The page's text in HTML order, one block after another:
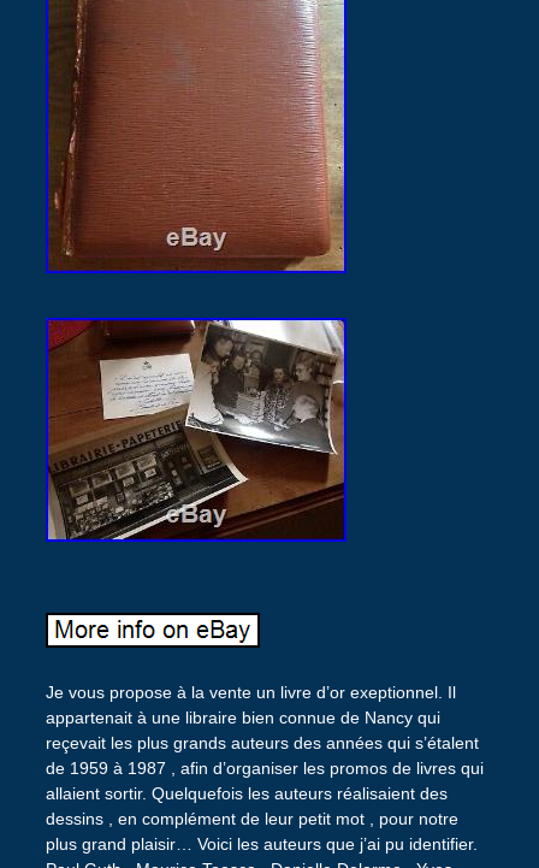
Je vous propose à la vente un livre d’or exeptionnel. Il
appartenait à une libraire bien connue de Nancy qui
reçevait les plus grands auteurs des années qui s’étalent
de 1959 à 1987 , afin d’organiser les promos de livres qui
allaient sortir. Quelquefois les auteurs réalisaient des
dessins , en complément de leur petit mot , pour notre
plus grand plaisir… Voici les auteurs que j’ai pu identifier.